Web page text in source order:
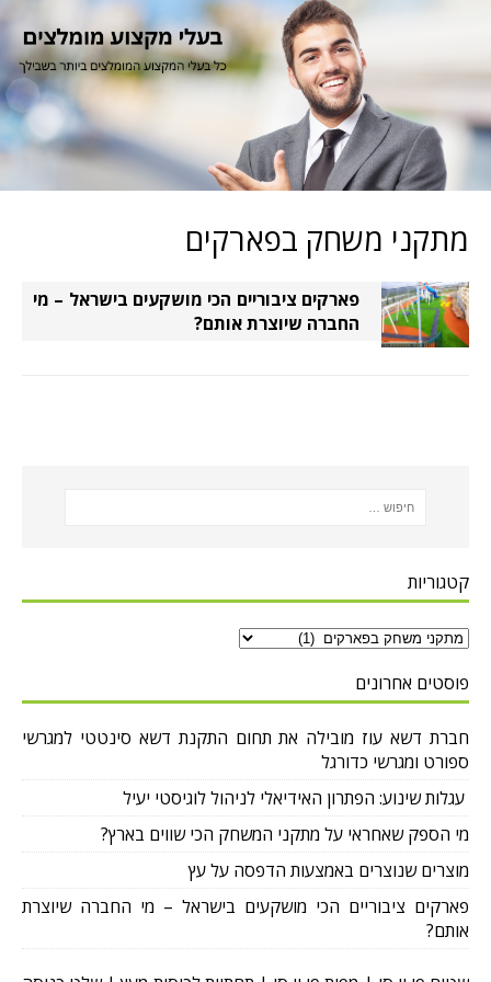
מתקני משחק בפארקים
פארקים ציבוריים הכי מושקעים בישראל – מי
החברה שיוצרת אותם?
קטגוריות
פוסטים אחרונים
חברת דשא עוז מובילה את תחום התקנת דשא סינטטי למגרשי
ספורט ומגרשי כדורגל
עגלות שינוע: הפתרון האידיאלי לניהול לוגיסטי יעיל
מי הספק שאחראי על מתקני המשחק הכי שווים בארץ?
מוצרים שנוצרים באמצעות הדפסה על עץ
פארקים ציבוריים הכי מושקעים בישראל – מי החברה שיוצרת
אותם?